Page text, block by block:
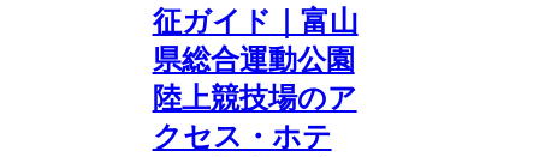
征ガイド｜富山
県総合運動公園
陸上競技場のア
クセス・ホテ